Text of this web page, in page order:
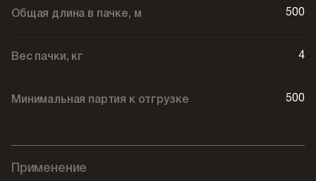
Общая длина в пачке, м 500
Вес пачки, кг 4
Минимальная партия к отгрузке 500
Применение